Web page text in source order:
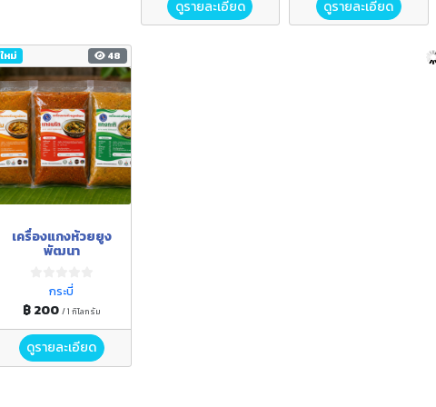
ดูรายละเอียด ดูรายละเอียด
ใหม่ 48
เครื่องแกงห้วยยูง
พัฒนา
กระบี่
฿ 200 / 1 กิโลกรัม
ดูรายละเอียด